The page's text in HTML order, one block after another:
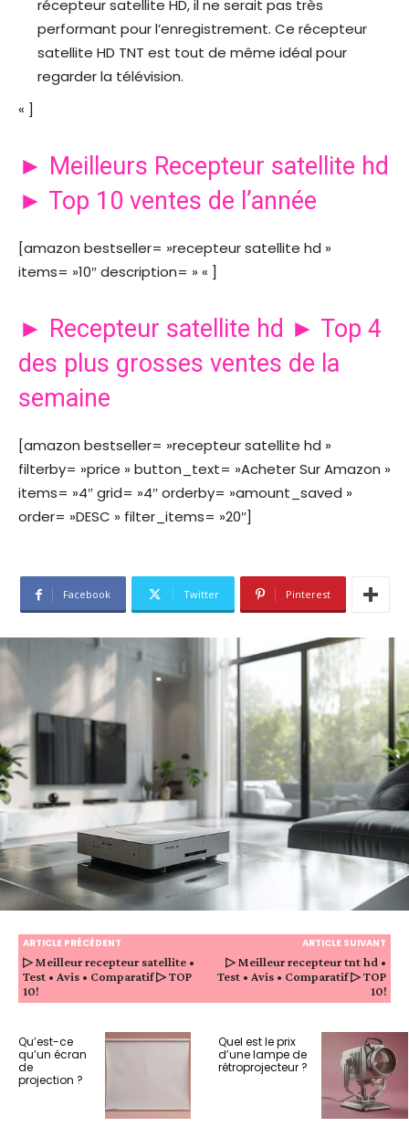
récepteur satellite HD, il ne serait pas très
performant pour l’enregistrement. Ce récepteur
satellite HD TNT est tout de même idéal pour
regarder la télévision.
« ]
► Meilleurs Recepteur satellite hd
► Top 10 ventes de l’année
[amazon bestseller= »recepteur satellite hd »
items= »10″ description= » « ]
► Recepteur satellite hd ► Top 4
des plus grosses ventes de la
semaine
[amazon bestseller= »recepteur satellite hd »
filterby= »price » button_text= »Acheter Sur Amazon »
items= »4″ grid= »4″ orderby= »amount_saved »
order= »DESC » filter_items= »20″]
Facebook Twitter Pinterest
ARTICLE PRÉCÉDENT
▷ Meilleur recepteur satellite •
Test • Avis • Comparatif ▷ TOP
10!
ARTICLE SUIVANT
▷ Meilleur recepteur tnt hd •
Test • Avis • Comparatif ▷ TOP
10!
Qu’est-ce
qu’un écran
de
projection ?
Quel est le prix
d’une lampe de
rétroprojecteur ?